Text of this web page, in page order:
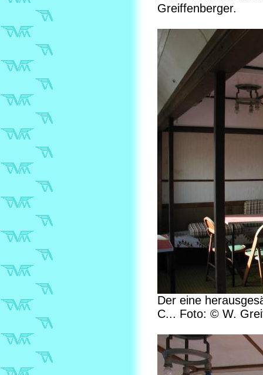
Greiffenberger.
Der eine
C... Foto: © W.